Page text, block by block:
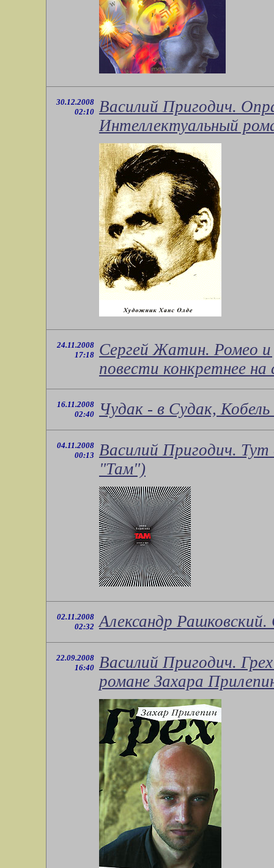
30.12.2008
02:10 Василий Пригодич.
Интеллектуальный
24.11.2008
17:18 Сергей Жатин. Ромео
повести конкретнее на
16.11.2008
02:40
Чудак - в Судак,
04.11.2008
00:13 Василий Пригодич.
"Там")
02.11.2008
02:32 Александр
22.09.2008
16:40 Василий Пригодич.
романе Захара